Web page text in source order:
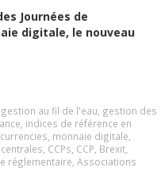
Journées de
digitale, le nouveau
gestion au fil de l'eau gestion des
indices de référence en
monnaie digitale
CCPs CCP Brexit
réglementaire Associations